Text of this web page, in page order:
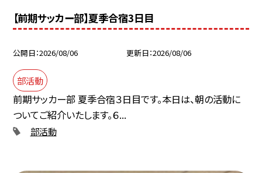
【前期サッカー部】夏季合宿3日目
公開日 2026/08/06 更新日 2026/08/06
部活動
前期サッカー部 夏季合宿３日目です。本日は、朝の活動に
ついてご紹介いたします。６...
部活動